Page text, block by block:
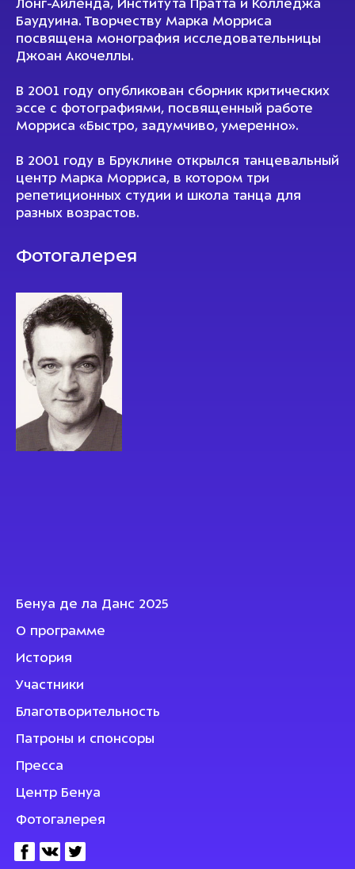
Лонг-Айленда, Института Пратта и Колледжа
Баудуина. Творчеству Марка Морриса
посвящена монография исследовательницы
Джоан Акочеллы.
В 2001 году опубликован сборник критических
эссе с фотографиями, посвященный работе
Морриса «Быстро, задумчиво, умеренно».
В 2001 году в Бруклине открылся танцевальный
центр Марка Морриса, в котором три
репетиционных студии и школа танца для
разных возрастов.
Фотогалерея
Бенуа де ла Данс 2025
О программе
История
Участники
Благотворительность
Патроны и спонсоры
Пресса
Центр Бенуа
Фотогалерея